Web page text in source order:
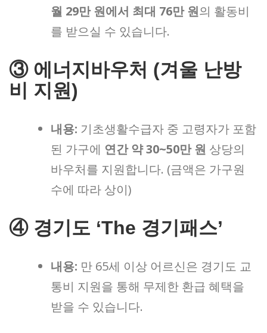
월 29만 원에서 최대 76만 원의 활동비
를 받으실 수 있습니다.
③ 에너지바우처 (겨울 난방
비 지원)
내용: 기초생활수급자 중 고령자가 포함
된 가구에 연간 약 30~50만 원 상당의
바우처를 지원합니다. (금액은 가구원
수에 따라 상이)
④ 경기도 ‘The 경기패스’
내용: 만 65세 이상 어르신은 경기도 교
통비 지원을 통해 무제한 환급 혜택을
받을 수 있습니다.